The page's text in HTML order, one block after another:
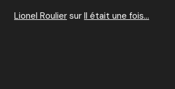
Lionel Roulier sur Il était une fois…